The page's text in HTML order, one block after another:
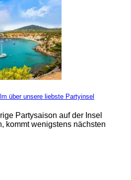
über unsere liebste Partyinsel
Partysaison auf der Insel
kommt wenigstens nächsten